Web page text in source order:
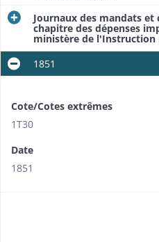
Journaux des mandats
chapitre des dépenses
ministère de l'Instruction
1851
Cote/Cotes extrêmes
1T30
Date
1851